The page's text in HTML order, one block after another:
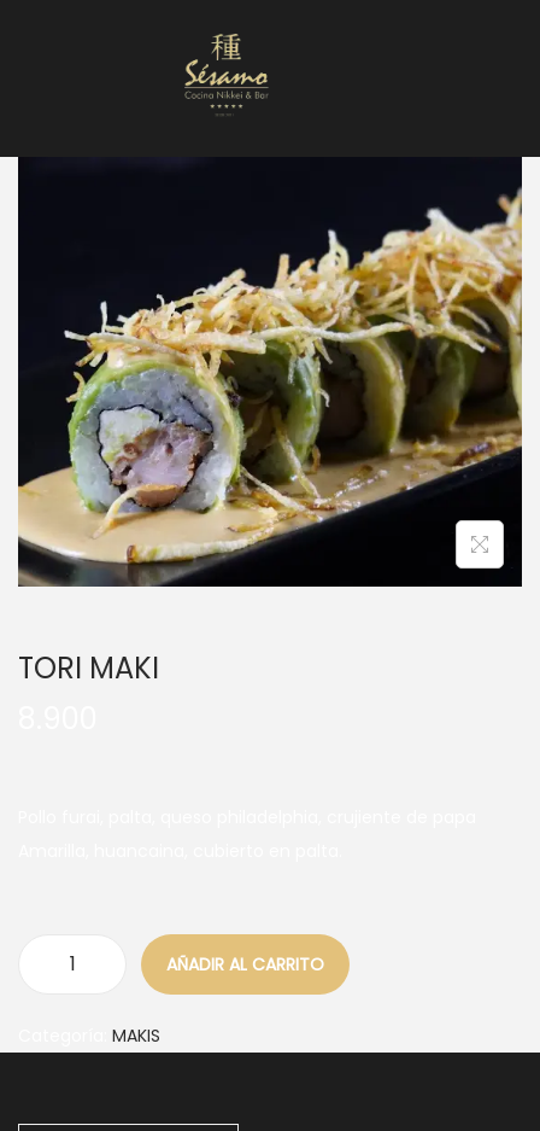
Nuestra Carta
TORI MAKI
AÑADIR AL CARRITO
MAKIS